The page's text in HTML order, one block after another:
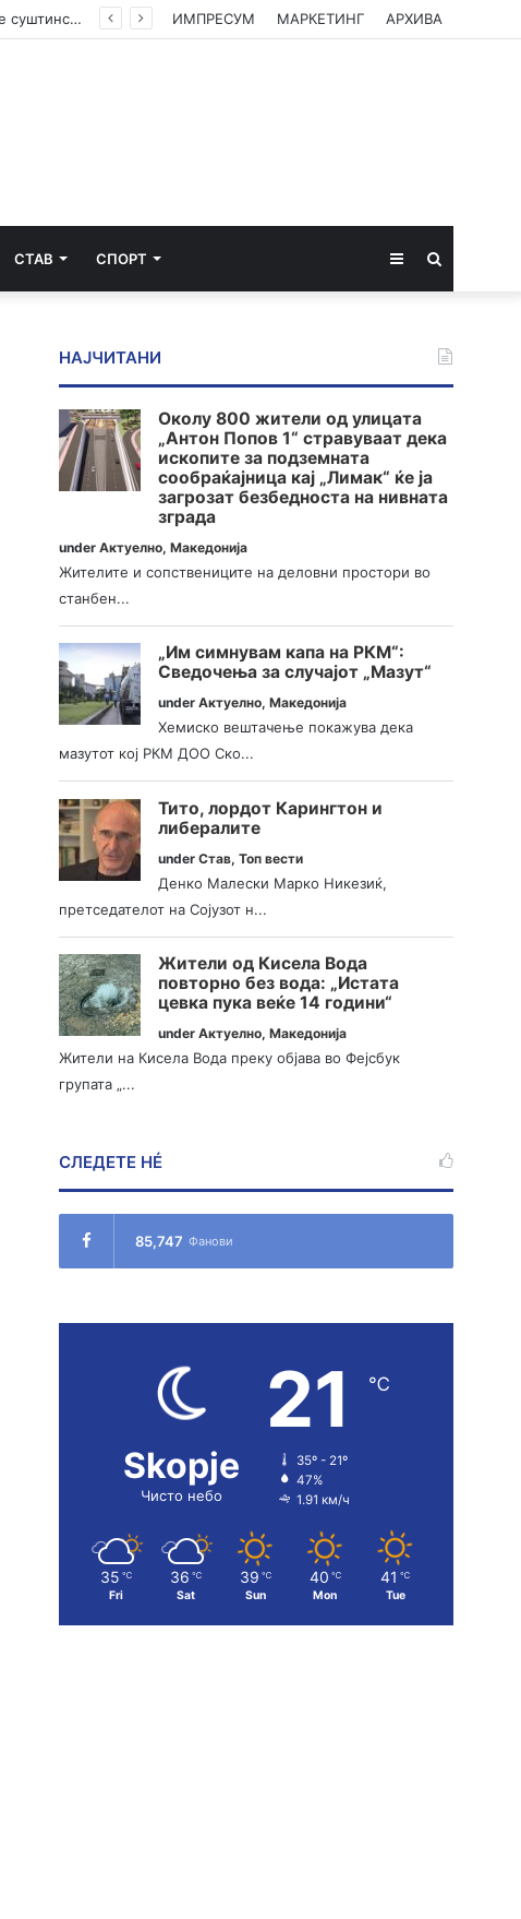
ВМРО-ДПМНЕ: Приказната на СДСМ за францускиот предлог ќе заврши како таа за мигранти за пари ИМПРЕСУМ МАРКЕТИНГ АРХИВА
СТАВ СПОРТ Sidebar
НАЈЧИТАНИ
Околу 800 жители од улицата
„Антон Попов 1“ стравуваат дека
ископите за подземната
сообраќајница кај „Лимак“ ќе ја
загрозат безбедноста на нивната
зграда
underАктуелно,Македонија
Жителите и сопствениците на деловни простори во
станбен...
„Им симнувам капа на РКМ“:
Сведочења за случајот „Мазут“
underАктуелно,Македонија
Хемиско вештачење покажува дека
мазутот кој РКМ ДОО Ско...
Тито, лордот Карингтон и
либералите
underСтав,Топ вести
Денко Малески Марко Никезиќ,
претседателот на Сојузот н...
Жители од Кисела Вода
повторно без вода: „Истата
цевка пука веќе 14 години“
underАктуелно,Македонија
Жители на Кисела Вода преку објава во Фејсбук
групата „...
СЛЕДЕТЕ НÉ
85,747 Фанови
Skopje
Чисто небо
21 ℃
35º - 21º
47%
1.91 км/ч
35 ℃
Fri
36 ℃
Sat
39 ℃
Sun
40 ℃
Mon
41 ℃
Tue